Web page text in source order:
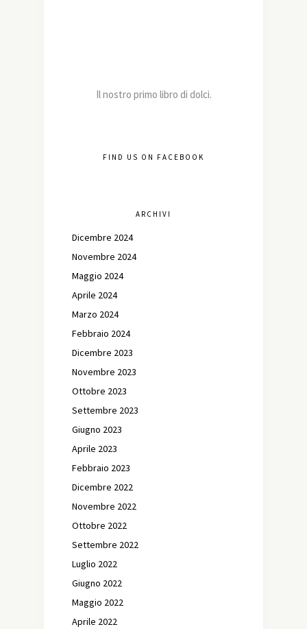
Il nostro primo libro di dolci.
FIND US ON FACEBOOK
ARCHIVI
Dicembre 2024
Novembre 2024
Maggio 2024
Aprile 2024
Marzo 2024
Febbraio 2024
Dicembre 2023
Novembre 2023
Ottobre 2023
Settembre 2023
Giugno 2023
Aprile 2023
Febbraio 2023
Dicembre 2022
Novembre 2022
Ottobre 2022
Settembre 2022
Luglio 2022
Giugno 2022
Maggio 2022
Aprile 2022